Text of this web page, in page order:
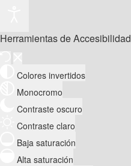
Herramientas de Accesibilidad
Colores invertidos
Monocromo
Contraste oscuro
Contraste claro
Baja saturación
Alta saturación